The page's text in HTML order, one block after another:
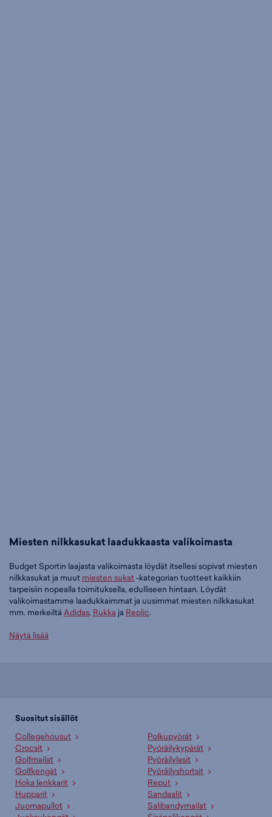
Miesten nilkkasukat laadukkaasta valikoimasta
Budget Sportin laajasta valikoimasta löydät itsellesi sopivat miesten
nilkkasukat ja muut miesten sukat-kategorian tuotteet kaikkiin
tarpeisiin nopealla toimituksella, edulliseen hintaan. Löydät
valikoimastamme laadukkaimmat ja uusimmat miesten nilkkasukat
mm. merkeiltä Adidas, Rukka ja Replic.
Tilaa miesten nilkkasukat edullisesti Budget Sportilta
nilkkasukat (musta), 9,95 €
valikoimasta löytyy jotain jokaiseen makuun!
Paljonko miesten nilkkasukat maksavat Budget Sportilla?
Budget Sportin edullisimmat miesten nilkkasukat saat hintaan 3,00 €
ja hintavimmat ovat myynnissä 29,90 € hintaan. Meiltä löydät
miesten nilkkasukat aina liikuttavan halpaan hintaan!
Näytä lisää
Suositut sisällöt
Collegehousut
Crocsit
Golfmailat
Golfkengät
Hoka lenkkarit
Hupparit
Juomapullot
Polkupyörät
Pyöräilykypärät
Pyöräilylasit
Pyöräilyshortsit
Reput
Sandaalit
Salibandymailat